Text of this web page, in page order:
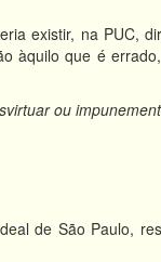
existir, na PUC,
àquilo que é
ou
de São Paulo,